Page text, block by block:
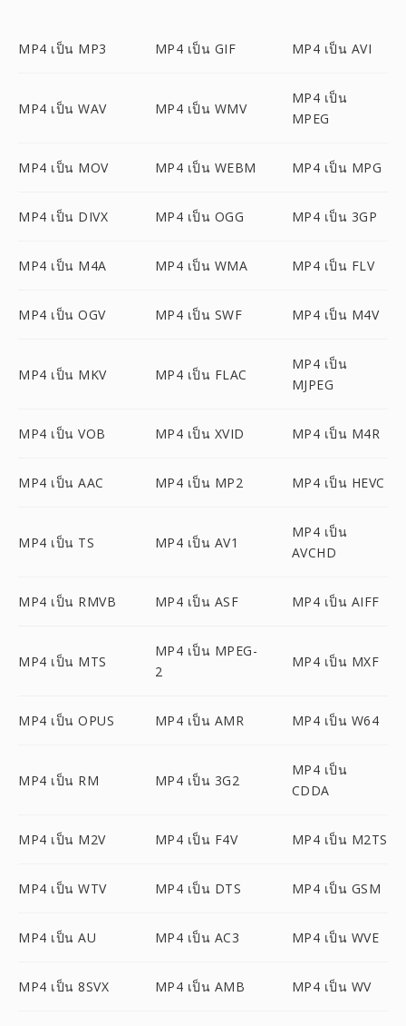
MP4 เป็น MP3 MP4 เป็น GIF MP4 เป็น AVI
MP4 เป็น WAV MP4 เป็น WMV
MP4 เป็น
MPEG
MP4 เป็น MOV MP4 เป็น WEBM MP4 เป็น MPG
MP4 เป็น DIVX MP4 เป็น OGG MP4 เป็น 3GP
MP4 เป็น M4A MP4 เป็น WMA MP4 เป็น FLV
MP4 เป็น OGV MP4 เป็น SWF MP4 เป็น M4V
MP4 เป็น MKV MP4 เป็น FLAC
MP4 เป็น
MJPEG
MP4 เป็น VOB MP4 เป็น XVID MP4 เป็น M4R
MP4 เป็น AAC MP4 เป็น MP2 MP4 เป็น HEVC
MP4 เป็น TS MP4 เป็น AV1
MP4 เป็น
AVCHD
MP4 เป็น RMVB MP4 เป็น ASF MP4 เป็น AIFF
MP4 เป็น MTS
MP4 เป็น MPEG-
2
MP4 เป็น MXF
MP4 เป็น OPUS MP4 เป็น AMR MP4 เป็น W64
MP4 เป็น RM MP4 เป็น 3G2
MP4 เป็น
CDDA
MP4 เป็น M2V MP4 เป็น F4V MP4 เป็น M2TS
MP4 เป็น WTV MP4 เป็น DTS MP4 เป็น GSM
MP4 เป็น AU MP4 เป็น AC3 MP4 เป็น WVE
MP4 เป็น 8SVX MP4 เป็น AMB MP4 เป็น WV